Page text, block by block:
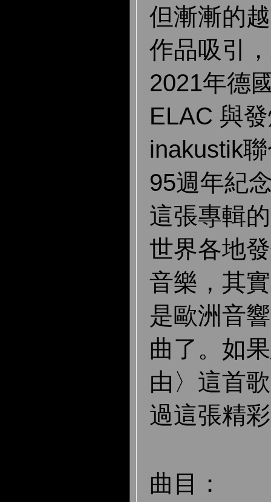
但漸漸的
作品吸引
2021年德
ELAC 與
inakustik
95週年紀
這張專輯
世界各地
音樂，其
是歐洲音
曲了。如
由〉這首
過這張精
曲目：